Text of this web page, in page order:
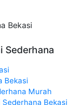
Bekasi
Sederhana
Bekasi
Murah
Bekasi